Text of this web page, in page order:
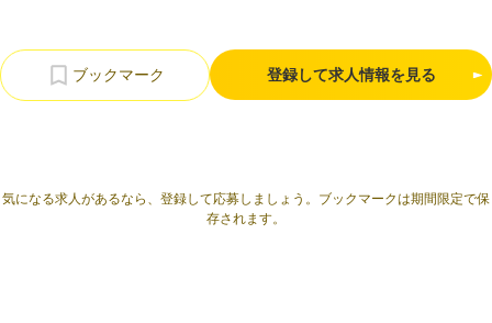
登録して求人情報を見る
気になる求人があるなら、登録して応募しましょう。ブックマークは期間限定で保
存されます。